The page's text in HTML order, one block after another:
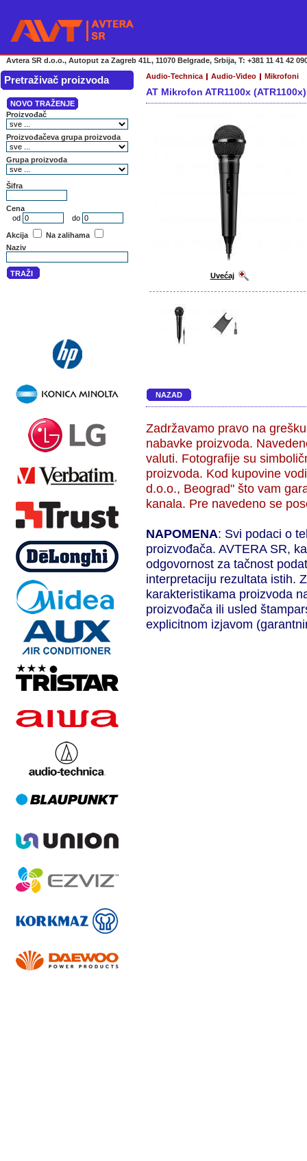
Avtera SR d.o.o., Autoput za Zagreb 41L, 11070 Belgrade, Srbija, T: +381 11 41 42
Pretraživač proizvoda Audio-Technica Audio-Video Mikrofoni
AT Mikrofon ATR1100x (ATR1100x)
Uvećaj
NAZAD
Zadržavamo pravo na
nabavke proizvoda.
valuti. Fotografije su
proizvoda. Kod kupovine
d.o.o., Beograd" što vam
kanala. Pre navedeno se
NAPOMENA: Svi podaci o
proizvođača. AVTERA SR,
odgovornost za tačnost
interpretaciju rezultata istih.
karakteristikama proizvoda
proizvođača ili usled
explicitnom izjavom